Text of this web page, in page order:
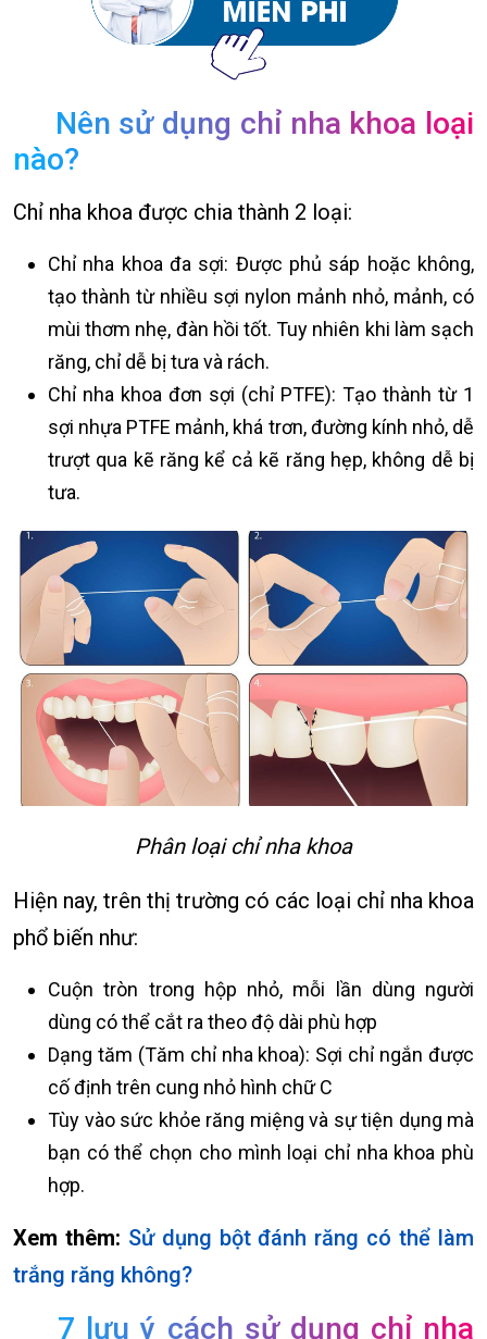
Nên sử dụng chỉ nha khoa loại
nào?
Chỉ nha khoa được chia thành 2 loại:
Chỉ nha khoa đa sợi: Được phủ sáp hoặc không,
tạo thành từ nhiều sợi nylon mảnh nhỏ, mảnh, có
mùi thơm nhẹ, đàn hồi tốt. Tuy nhiên khi làm sạch
răng, chỉ dễ bị tưa và rách.
Chỉ nha khoa đơn sợi (chỉ PTFE): Tạo thành từ 1
sợi nhựa PTFE mảnh, khá trơn, đường kính nhỏ, dễ
trượt qua kẽ răng kể cả kẽ răng hẹp, không dễ bị
tưa.
Phân loại chỉ nha khoa
Hiện nay, trên thị trường có các loại chỉ nha khoa
phổ biến như:
Cuộn tròn trong hộp nhỏ, mỗi lần dùng người
dùng có thể cắt ra theo độ dài phù hợp
Dạng tăm (Tăm chỉ nha khoa): Sợi chỉ ngắn được
cố định trên cung nhỏ hình chữ C
Tùy vào sức khỏe răng miệng và sự tiện dụng mà
bạn có thể chọn cho mình loại chỉ nha khoa phù
hợp.
Xem thêm: Sử dụng bột đánh răng có thể làm
trắng răng không?
7 lưu ý cách sử dụng chỉ nha